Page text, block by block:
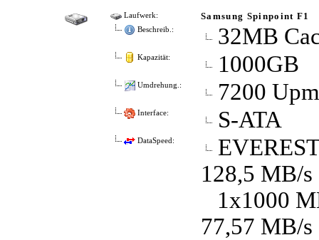
Laufwerk: Samsung Spinpoint F1
Beschreib.: 32MB
Kapazität: 1000GB
Umdrehung.: 7200 Upm
Interface: S-ATA
DataSpeed:
128,5 MB/s
1x1000
77,57 MB/s